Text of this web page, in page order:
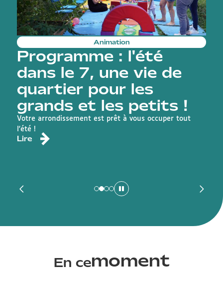
Animation
Programme : l'été
dans le 7, une vie de
quartier pour les
grands et les petits !
Votre arrondissement est prêt à vous occuper tout
l'été !
Lire
En cemoment